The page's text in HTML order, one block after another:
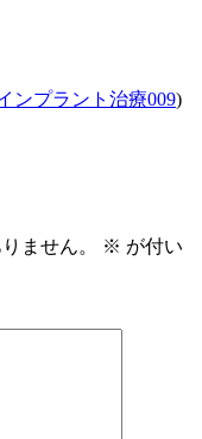
ンプラント治療009)
ません。 ※ が付い